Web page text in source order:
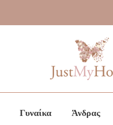
Γυναίκα Άνδρας